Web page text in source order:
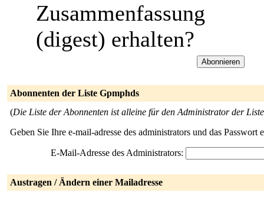
Zusammenfassung
(digest) erhalten?
Abonnenten der Liste Gpmphds
(Die Liste der Abonnenten ist alleine für den Administrator der
Geben Sie Ihre e-mail-adresse des administrators und das
E-Mail-Adresse des Administrators:
Austragen / Ändern einer Mailadresse